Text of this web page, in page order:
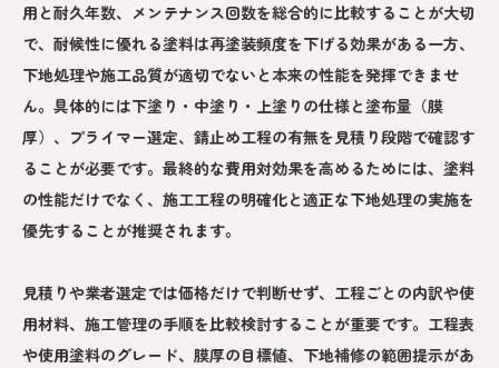
用と耐久年数、メンテナンス回数を総合的に比較することが大切
で、耐候性に優れる塗料は再塗装頻度を下げる効果がある一方、
下地処理や施工品質が適切でないと本来の性能を発揮できませ
ん。具体的には下塗り・中塗り・上塗りの仕様と塗布量（膜
厚）、プライマー選定、錆止め工程の有無を見積り段階で確認す
ることが必要です。最終的な費用対効果を高めるためには、塗料
の性能だけでなく、施工工程の明確化と適正な下地処理の実施を
優先することが推奨されます。
見積りや業者選定では価格だけで判断せず、工程ごとの内訳や使
用材料、施工管理の手順を比較検討することが重要です。工程表
や使用塗料のグレード、膜厚の目標値、下地補修の範囲提示があ